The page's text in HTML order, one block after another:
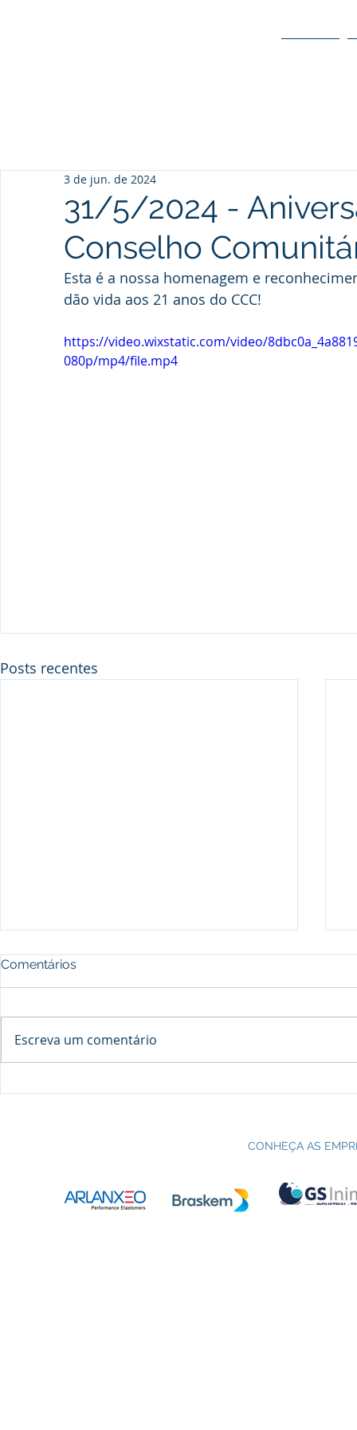
31/5/2024 -
Conselho
3 de jun. de 2024
Esta é a nossa homenagem e
dão vida aos 21 anos do CCC!
https://video.wixstatic.com/video/
080p/mp4/file.mp4
Posts recentes
Comentários
Escreva um comentário
CONHEÇA AS